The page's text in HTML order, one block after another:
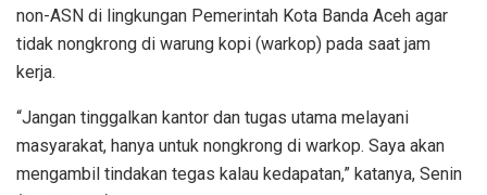
non-ASN di lingkungan Pemerintah Kota Banda Aceh agar
tidak nongkrong di warung kopi (warkop) pada saat jam
kerja.
“Jangan tinggalkan kantor dan tugas utama melayani
masyarakat, hanya untuk nongkrong di warkop. Saya akan
mengambil tindakan tegas kalau kedapatan,” katanya, Senin